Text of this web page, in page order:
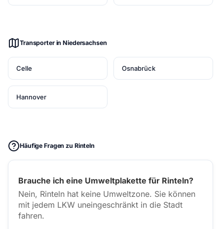
Transporter in Niedersachsen
Celle Osnabrück
Hannover
Häufige Fragen zu Rinteln
Brauche ich eine Umweltplakette für Rinteln?
Nein, Rinteln hat keine Umweltzone. Sie können
mit jedem LKW uneingeschränkt in die Stadt
fahren.